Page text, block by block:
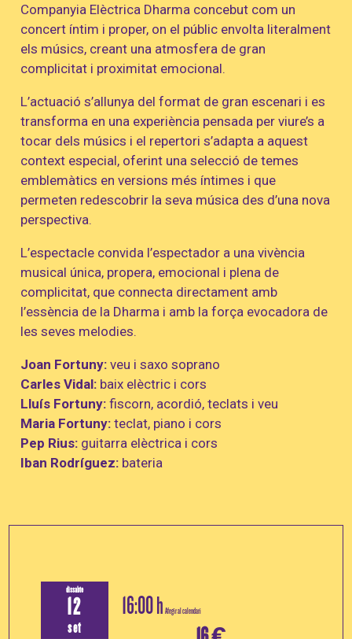
Companyia Elèctrica Dharma concebut com un
concert íntim i proper, on el públic envolta literalment
els músics, creant una atmosfera de gran
complicitat i proximitat emocional.
L’actuació s’allunya del format de gran escenari i es
transforma en una experiència pensada per viure’s a
tocar dels músics i el repertori s’adapta a aquest
context especial, oferint una selecció de temes
emblemàtics en versions més íntimes i que
permeten redescobrir la seva música des d’una nova
perspectiva.
L’espectacle convida l’espectador a una vivència
musical única, propera, emocional i plena de
complicitat, que connecta directament amb
l’essència de la Dharma i amb la força evocadora de
les seves melodies.
Joan Fortuny:veu i saxo soprano
Carles Vidal:baix elèctric i cors
Lluís Fortuny:fiscorn, acordió, teclats i veu
Maria Fortuny:teclat, piano i cors
Pep Rius:guitarra elèctrica i cors
Iban Rodríguez:bateria
dissabte
12
set
16:00 h Afegir al calendari